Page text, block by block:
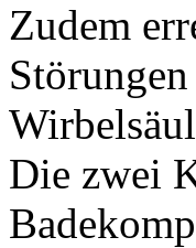
Zudem
Die zwei